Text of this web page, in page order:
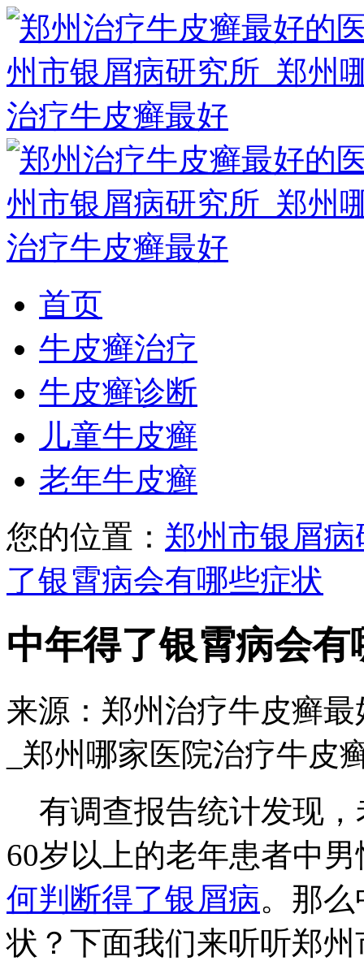
首页
牛皮癣治疗
牛皮癣诊断
儿童牛皮癣
老年牛皮癣
您的位置： 郑州市银屑病
了银霄病会有哪些症状
中年得了银霄病会有
来源：郑州治疗牛皮癣
_郑州哪家医院治疗牛皮
有调查报告统计发现，
60岁以上的老年患者中
何判断得了银屑病。那
状？下面我们来听听郑